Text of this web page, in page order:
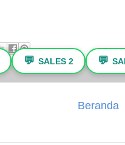
Beranda
💬 SALES 2 💬